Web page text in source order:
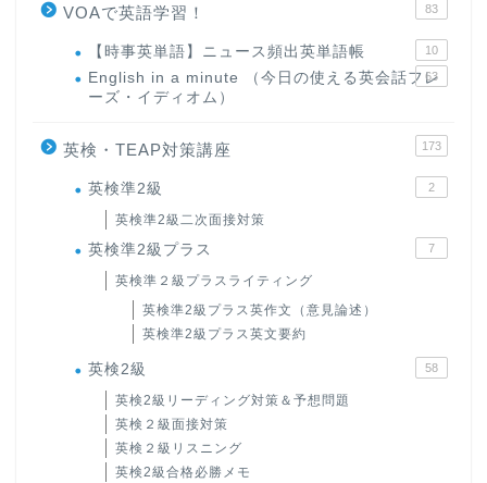
VOAで英語学習！ 83
【時事英単語】ニュース頻出英単語帳 10
English in a minute （今日の使える英会話フレ
ーズ・イディオム）
63
英検・TEAP対策講座 173
英検準2級 2
英検準2級二次面接対策
英検準2級プラス 7
英検準２級プラスライティング
英検準2級プラス英作文（意見論述）
英検準2級プラス英文要約
英検2級 58
英検2級リーディング対策＆予想問題
英検２級面接対策
英検２級リスニング
英検2級合格必勝メモ